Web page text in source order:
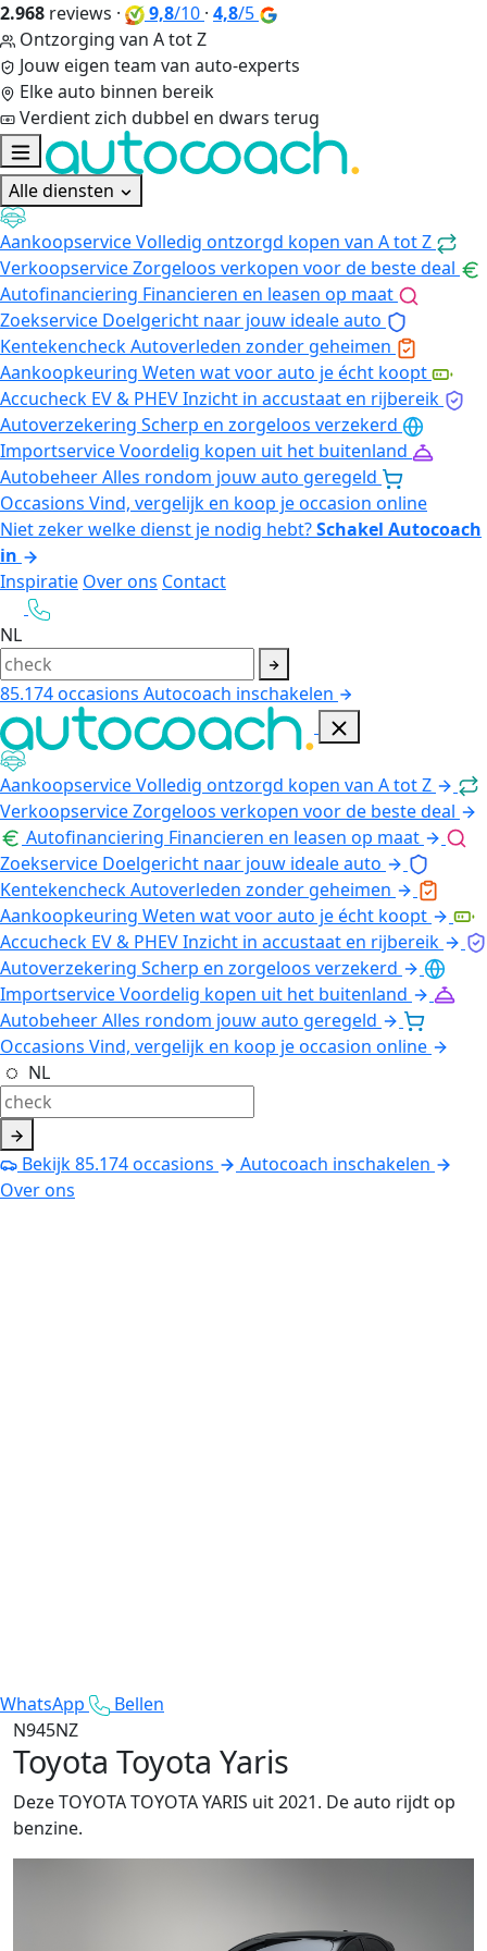
2.968 reviews · 9,8/10 · 4,8/5
Ontzorging van A tot Z
Jouw eigen team van auto-experts
Elke auto binnen bereik
Verdient zich dubbel en dwars terug
Alle diensten
AankoopserviceVolledig ontzorgd kopen van A tot Z
VerkoopserviceZorgeloos verkopen voor de beste deal
Autofinanciering Financieren en leasen op maat
Zoekservice Doelgericht naar jouw ideale auto
KentekencheckAutoverleden zonder geheimen
Aankoopkeuring Weten wat voor auto je écht koopt
Accucheck EV & PHEVInzicht in accustaat en rijbereik
Autoverzekering Scherp en zorgeloos verzekerd
ImportserviceVoordelig kopen uit het buitenland
AutobeheerAlles rondom jouw auto geregeld
Occasions Vind, vergelijk en koop je occasion online
Niet zeker welke dienst je nodig hebt?Schakel Autocoach
in
Inspiratie Over ons Contact
NL
85.174occasions Autocoach inschakelen
AankoopserviceVolledig ontzorgd kopen van A tot Z
VerkoopserviceZorgeloos verkopen voor de beste deal
Autofinanciering Financieren en leasen op maat
Zoekservice Doelgericht naar jouw ideale auto
KentekencheckAutoverleden zonder geheimen
Aankoopkeuring Weten wat voor auto je écht koopt
Accucheck EV & PHEVInzicht in accustaat en rijbereik
Autoverzekering Scherp en zorgeloos verzekerd
ImportserviceVoordelig kopen uit het buitenland
AutobeheerAlles rondom jouw auto geregeld
Occasions Vind, vergelijk en koop je occasion online
NL
Bekijk85.174occasions
Autocoach inschakelen
Over ons
WhatsApp
Bellen
N945NZ
Toyota Toyota Yaris
Deze TOYOTA TOYOTA YARIS uit 2021. De auto rijdt op
benzine.